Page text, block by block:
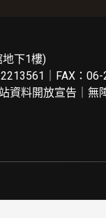
下1樓)
｜FAX：
資料開放宣告 無